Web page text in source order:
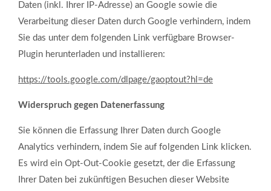
Daten (inkl. Ihrer IP-Adresse) an Google sowie die
Verarbeitung dieser Daten durch Google verhindern, indem
Sie das unter dem folgenden Link verfügbare Browser-
Plugin herunterladen und installieren:
https://tools.google.com/dlpage/gaoptout?hl=de
Widerspruch gegen Datenerfassung
Sie können die Erfassung Ihrer Daten durch Google
Analytics verhindern, indem Sie auf folgenden Link klicken.
Es wird ein Opt-Out-Cookie gesetzt, der die Erfassung
Ihrer Daten bei zukünftigen Besuchen dieser Website